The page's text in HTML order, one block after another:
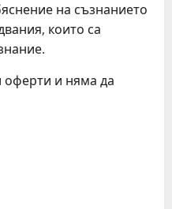
на съзнанието
които са
и няма да